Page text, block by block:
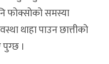
फोक्सोको समस्या
थाहा पाउन छात्तीको
।